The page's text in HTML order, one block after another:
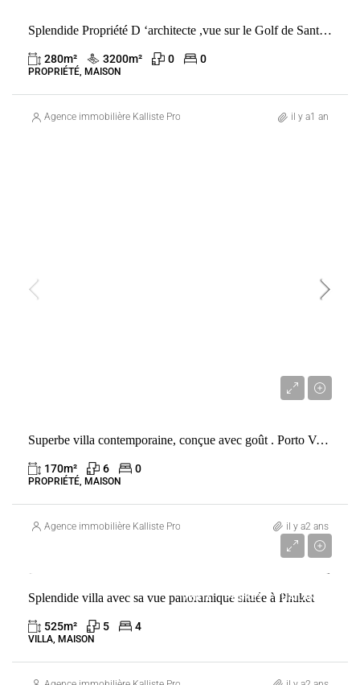
Splendide Propriété D ‘architecte ,vue sur le Golf de Santa -Giulia .
280m² 3200m² 0 0
PROPRIÉTÉ, MAISON
Agence immobilière Kalliste Properties il y a1 an
Superbe villa contemporaine, conçue avec goût . Porto Vecchio
170m² 6 0
PROPRIÉTÉ, MAISON
Agence immobilière Kalliste Properties il y a2 ans
VENTE PHUKET THAÏLANDE
Splendide villa avec sa vue panoramique située à Phuket
525m² 5 4
VILLA, MAISON